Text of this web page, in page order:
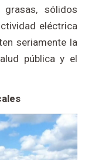
sólidos
eléctrica
seriamente la
pública y el